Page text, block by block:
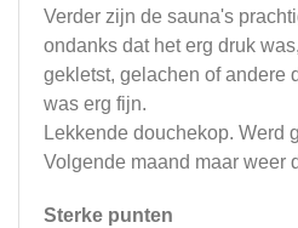
Verder zijn de sauna's
ondanks dat het erg druk
gekletst, gelachen of andere
was erg fijn.
Lekkende douchekop. Werd
Volgende maand maar weer
Sterke punten